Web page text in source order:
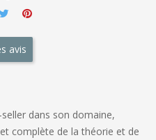
avis
dans son domaine,
complète de la théorie et de